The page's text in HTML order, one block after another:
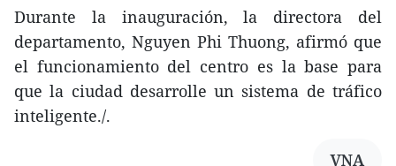
Durante la inauguración, la directora del
departamento, Nguyen Phi Thuong, afirmó que
el funcionamiento del centro es la base para
que la ciudad desarrolle un sistema de tráfico
inteligente./.
VNA